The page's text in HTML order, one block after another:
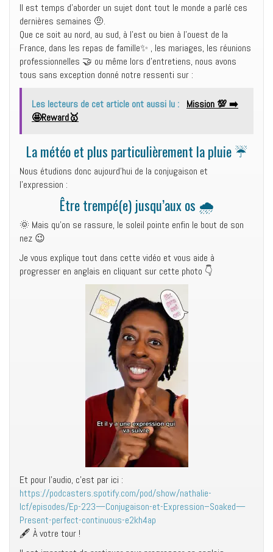
Il est temps d’aborder un sujet dont tout le monde a parlé ces
dernières semaines 🤨.
Que ce soit au nord, au sud, à l’est ou bien à l’ouest de la
France, dans les repas de famille✨ , les mariages, les réunions
professionnelles 🤝 ou même lors d’entretiens, nous avons
tous sans exception donné notre ressenti sur :
Les lecteurs de cet article ont aussi lu :
Mission 💯 ➡️
🤩Reward🥇
La météo et plus particulièrement la pluie ☔
Nous étudions donc aujourd’hui de la conjugaison et
l’expression :
Être trempé(e) jusqu’aux os 🌧
🌞 Mais qu’on se rassure, le soleil pointe enfin le bout de son
nez 😉
Je vous explique tout dans cette vidéo et vous aide à
progresser en anglais en cliquant sur cette photo 👇
Et pour l’audio, c’est par ici :
https://podcasters.spotify.com/pod/show/nathalie-
lcf/episodes/Ep-223—Conjugaison-et-Expression–Soaked—
Present-perfect-continuous-e2kh4ap
🖋 À votre tour !